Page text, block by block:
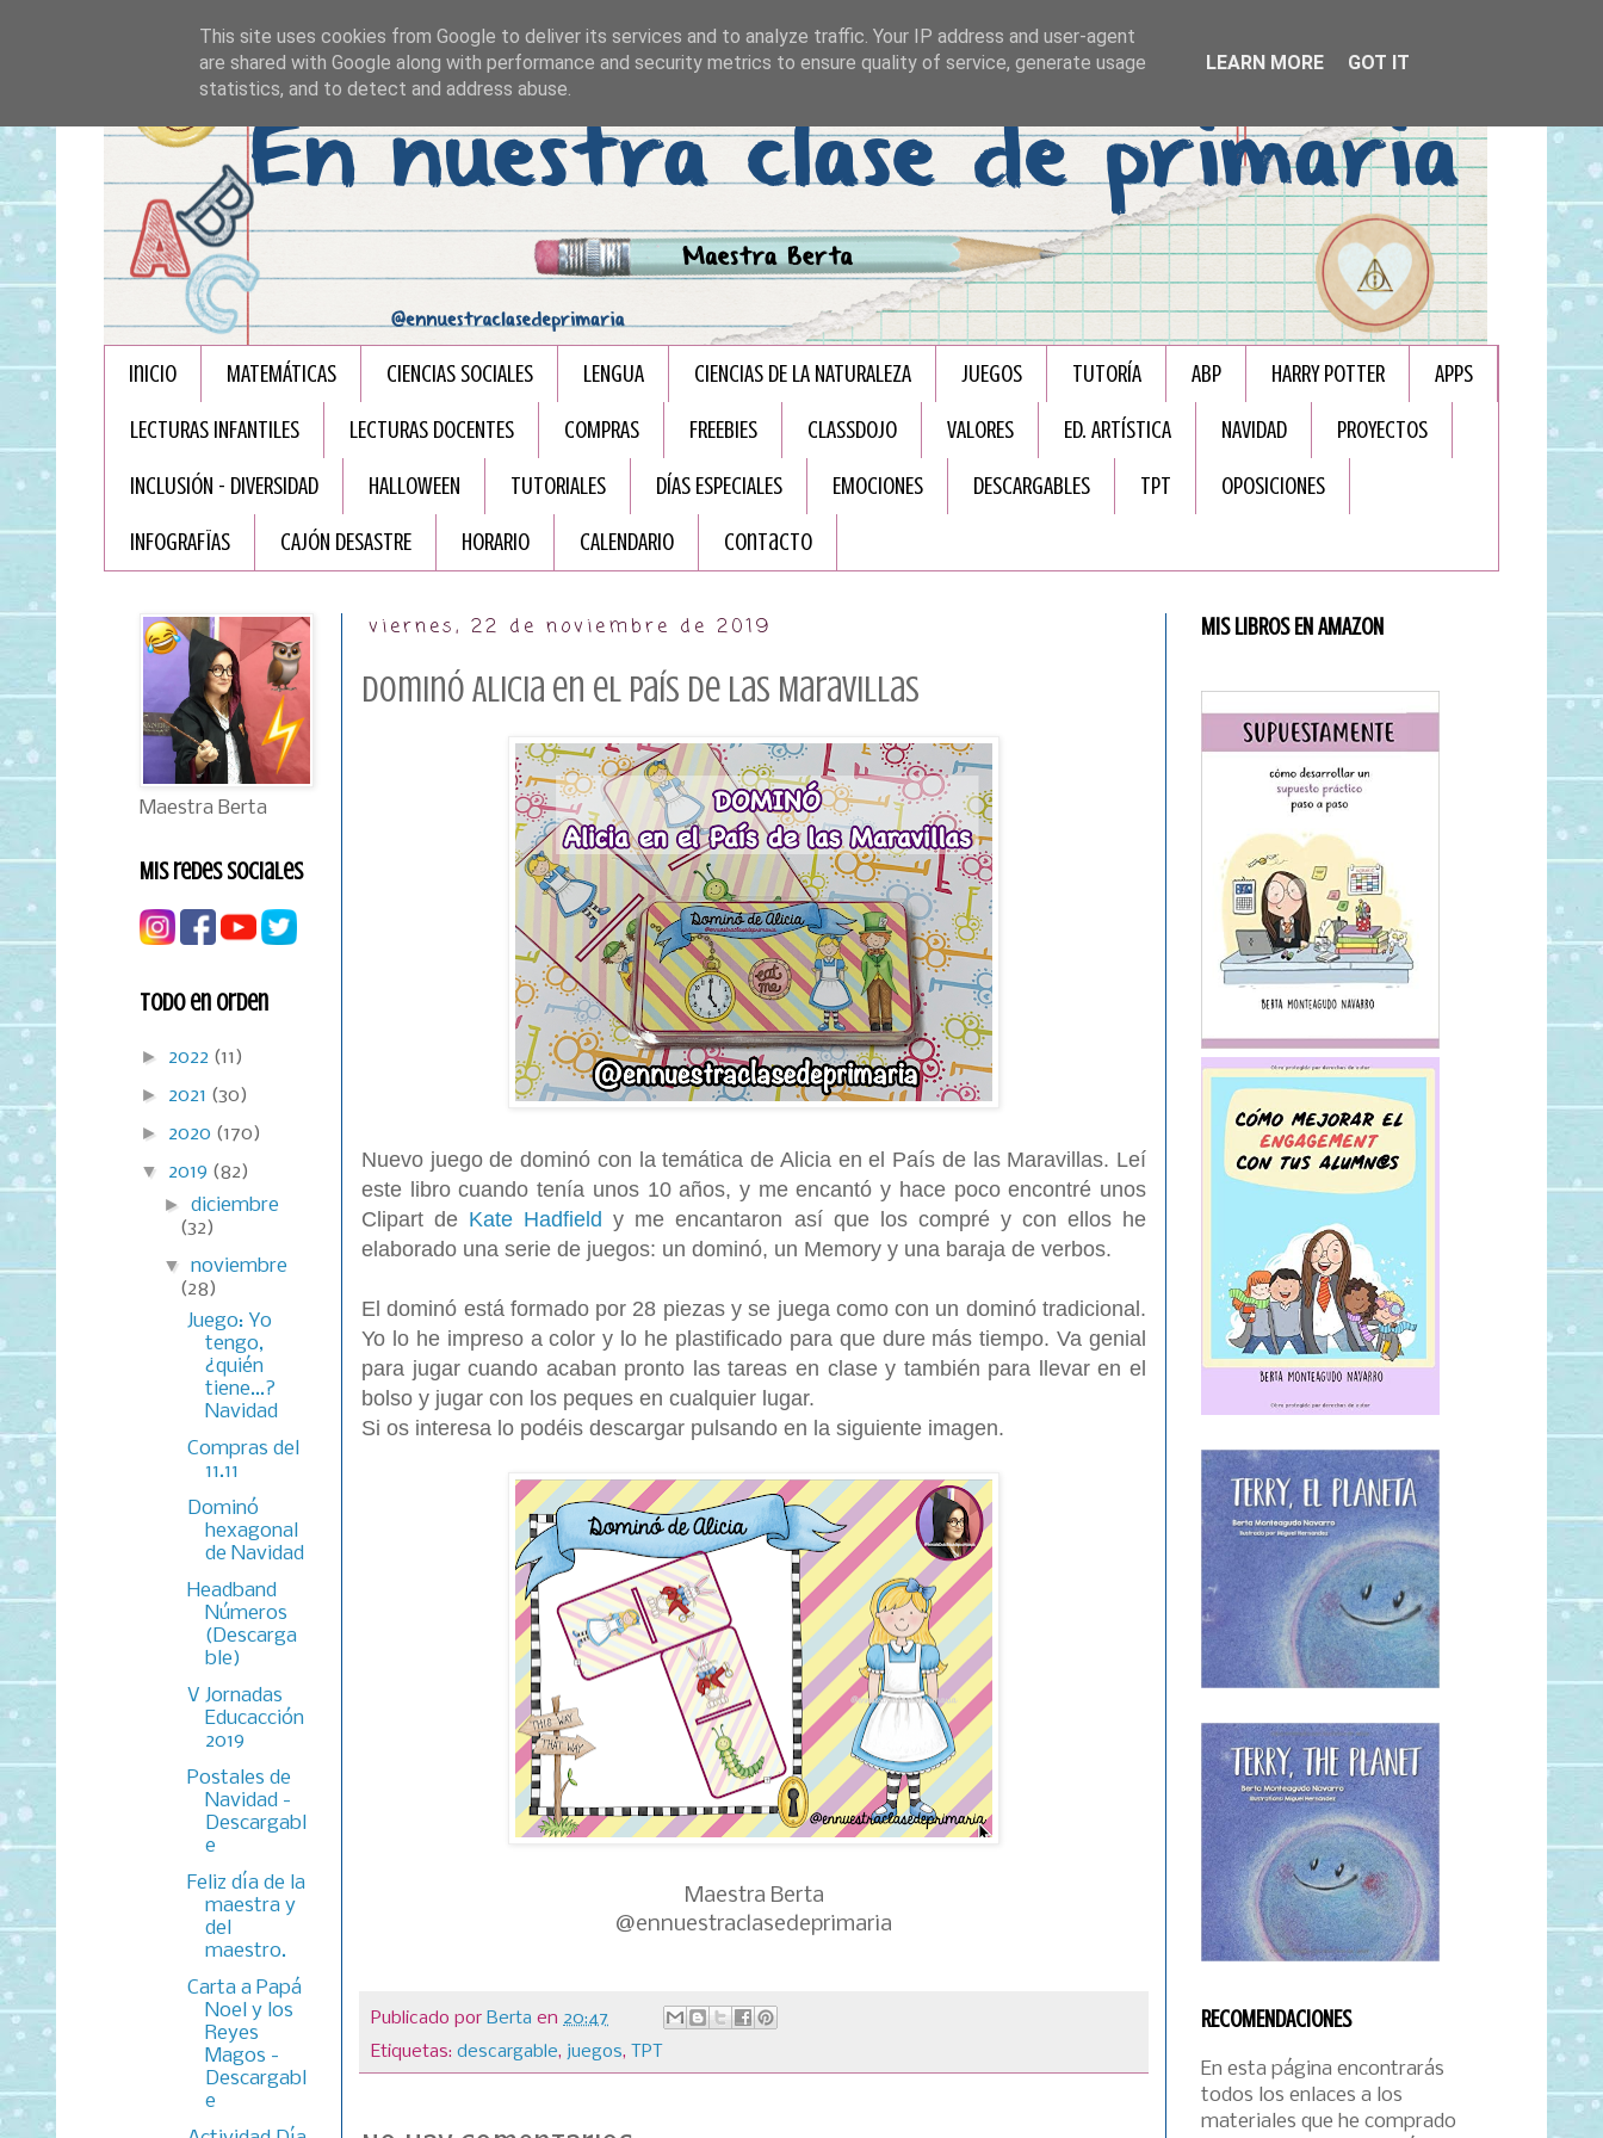
Inicio MATEMÁTICAS CIENCIAS SOCIALES LENGUA CIENCIAS DE LA NATURALEZA JUEGOS TUTORÍA ABP HARRY POTTER APPS
LECTURAS INFANTILES LECTURAS DOCENTES COMPRAS FREEBIES CLASSDOJO VALORES ED. ARTÍSTICA NAVIDAD PROYECTOS
INCLUSIÓN - DIVERSIDAD HALLOWEEN TUTORIALES DÍAS ESPECIALES EMOCIONES DESCARGABLES TPT OPOSICIONES
INFOGRAFÏAS CAJÓN DESASTRE HORARIO CALENDARIO Contacto
viernes, 22 de noviembre de 2019
Dominó Alicia en el País de las Maravillas
Nuevo juego de dominó con la temática de Alicia en el País de las Maravillas. Leí
este libro cuando tenía unos 10 años, y me encantó y hace poco encontré unos
Clipart de Kate Hadfieldy me encantaron así que los compré y con ellos he
elaborado una serie de juegos: un dominó, un Memory y una baraja de verbos.
El dominó está formado por 28 piezas y se juega como con un dominó tradicional.
Yo lo he impreso a color y lo he plastificado para que dure más tiempo. Va genial
para jugar cuando acaban pronto las tareas en clase y también para llevar en el
bolso y jugar con los peques en cualquier lugar.
Si os interesa lo podéis descargar pulsando en la siguiente imagen.
Maestra Berta
@ennuestraclasedeprimaria
Publicado por Berta en 20:47
Etiquetas: descargable, juegos, TPT
Maestra Berta
Mis redes sociales
Todo en orden
► 2022 (11)
► 2021 (30)
► 2020 (170)
▼ 2019 (82)
►diciembre
(32)
▼noviembre
(28)
Juego: Yo
tengo,
¿quién
tiene...?
Navidad
Compras del
11.11
Dominó
hexagonal
de Navidad
Headband
Números
(Descarga
ble)
V Jornadas
Educacción
2019
Postales de
Navidad -
Descargabl
e
Feliz día de la
maestra y
del
maestro.
Carta a Papá
Noel y los
Reyes
Magos -
Descargabl
e
MIS LIBROS EN AMAZON
RECOMENDACIONES
En esta página encontrarás
todos los enlaces a los
materiales que he comprado
This site uses cookies from Google to deliver its services and to analyze traffic. Your IP address and user-agent
are shared with Google along with performance and security metrics to ensure quality of service, generate usage
statistics, and to detect and address abuse.
LEARN MORE GOT IT